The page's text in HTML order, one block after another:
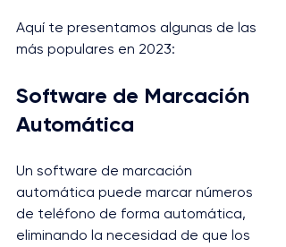
Aquí te presentamos algunas de las
más populares en 2023:
Software de Marcación
Automática
Un software de marcación
automática puede marcar números
de teléfono de forma automática,
eliminando la necesidad de que los